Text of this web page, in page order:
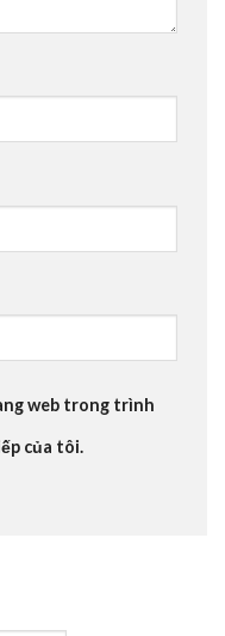
web trong trình
của tôi.